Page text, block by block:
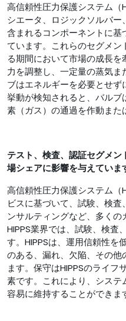
高信頼性圧力保護システム（
シエータ、ロジックソルバー
含まれるコンポーネントに
ています。これらのセグメ
る期間において市場の成長
力を調整し、一定量の蒸気
ブはエネルギーを必要とせ
挙動が検知されると、バル
素（ガス）の通過を作動また
テスト、検査、認証セグメ
場シェアに影響を与えていま
高信頼性圧力保護システム（
ビスに基づいて、試験、検
ンサルティングなど、多くの
HIPPS業界では、試験、検査
す。HIPPSは、運用信頼性を
のある、漏れ、欠陥、その
ます。保守はHIPPSのライ
素です。これにより、システ
容易に維持することができま